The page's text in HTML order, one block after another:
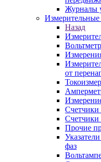
Журналы
Назад
от
Счетчики
Счетчики
Прочие
фаз